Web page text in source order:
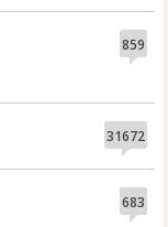
859
31672
683